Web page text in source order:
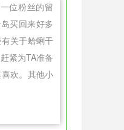
位粉丝的留
买回来好多
关于蛤蜊干
紧为TA准备
欢。其他小